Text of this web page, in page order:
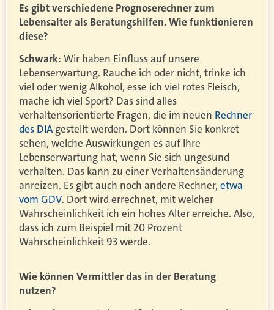
Es gibt verschiedene Prognoserechner zum
Lebensalter als Beratungshilfen. Wie funktionieren
diese?
Schwark: Wir haben Einfluss auf unsere
Lebenserwartung. Rauche ich oder nicht, trinke ich
viel oder wenig Alkohol, esse ich viel rotes Fleisch,
mache ich viel Sport? Das sind alles
verhaltensorientierte Fragen, die im neuen Rechner
des DIAgestellt werden. Dort können Sie konkret
sehen, welche Auswirkungen es auf Ihre
Lebenserwartung hat, wenn Sie sich ungesund
verhalten. Das kann zu einer Verhaltensänderung
anreizen. Es gibt auch noch andere Rechner, etwa
vom GDV. Dort wird errechnet, mit welcher
Wahrscheinlichkeit ich ein hohes Alter erreiche. Also,
dass ich zum Beispiel mit 20 Prozent
Wahrscheinlichkeit 93 werde.
Wie können Vermittler das in der Beratung
nutzen?